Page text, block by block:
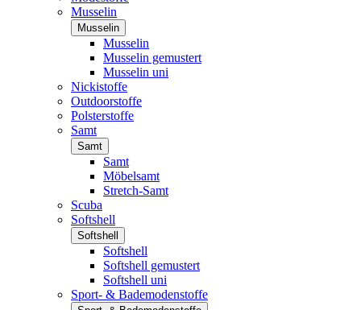
Musselin
Musselin
Musselin
Musselin gemustert
Musselin uni
Nickistoffe
Outdoorstoffe
Polsterstoffe
Samt
Samt
Samt
Möbelsamt
Stretch-Samt
Scuba
Softshell
Softshell
Softshell
Softshell gemustert
Softshell uni
Sport- & Bademodenstoffe